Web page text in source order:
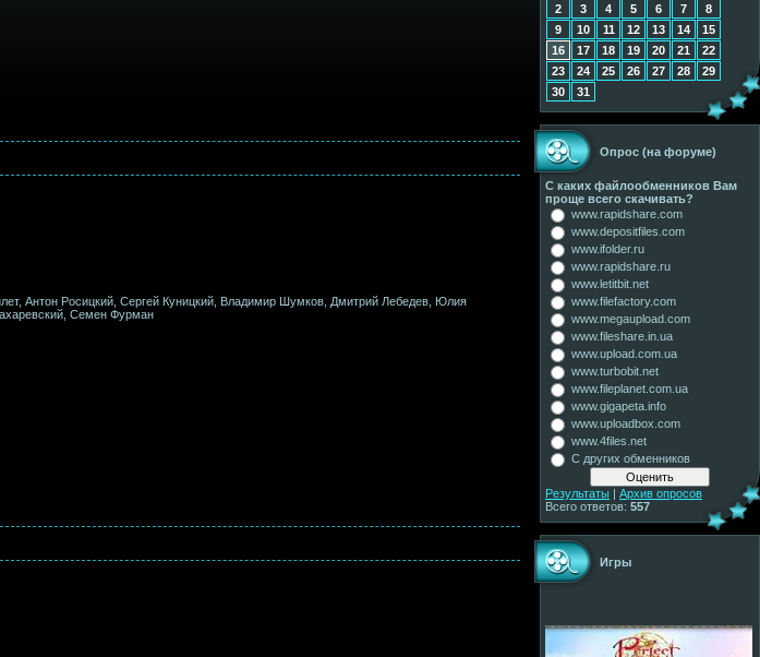
Антон Росицкий, Сергей Куницкий, Владимир Шумков, Дмитрий Лебедев, Юлия
Семен Фурман
2
3 4 5 6 7
8
9
10 11 12 13 14
15
16
17 18 19 20 21
22
23
24 25 26 27 28
29
30
31
Опрос (на форуме)
С каких файлообменников Вам
проще всего скачивать?
www.rapidshare.com
www.depositfiles.com
www.ifolder.ru
www.rapidshare.ru
www.letitbit.net
www.filefactory.com
www.megaupload.com
www.fileshare.in.ua
www.upload.com.ua
www.turbobit.net
www.fileplanet.com.ua
www.gigapeta.info
www.uploadbox.com
www.4files.net
С других обменников
Результаты | Архив опросов
Всего ответов: 557
Игры